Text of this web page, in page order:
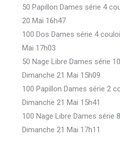
50 Papillon Dames série 4
20 Mai 16h47
100 Dos Dames série 4
Mai 17h03
50 Nage Libre Dames série
Dimanche 21 Mai 15h09
100 Papillon Dames série 2
Dimanche 21 Mai 15h41
100 Nage Libre Dames série
Dimanche 21 Mai 17h11